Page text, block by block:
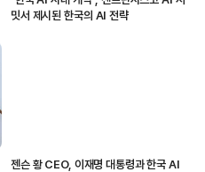
밋서 제시된 한국의 AI 전략
젠슨 황 CEO, 이재명 대통령과 한국 AI